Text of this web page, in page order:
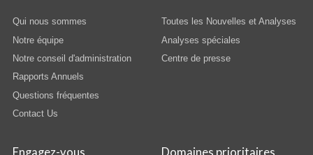
Qui nous sommes
Notre équipe
Notre conseil d'administration
Rapports Annuels
Questions fréquentes
Contact Us
Toutes les Nouvelles et Analyses
Analyses spéciales
Centre de presse